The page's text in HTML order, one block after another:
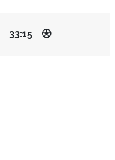
33:15